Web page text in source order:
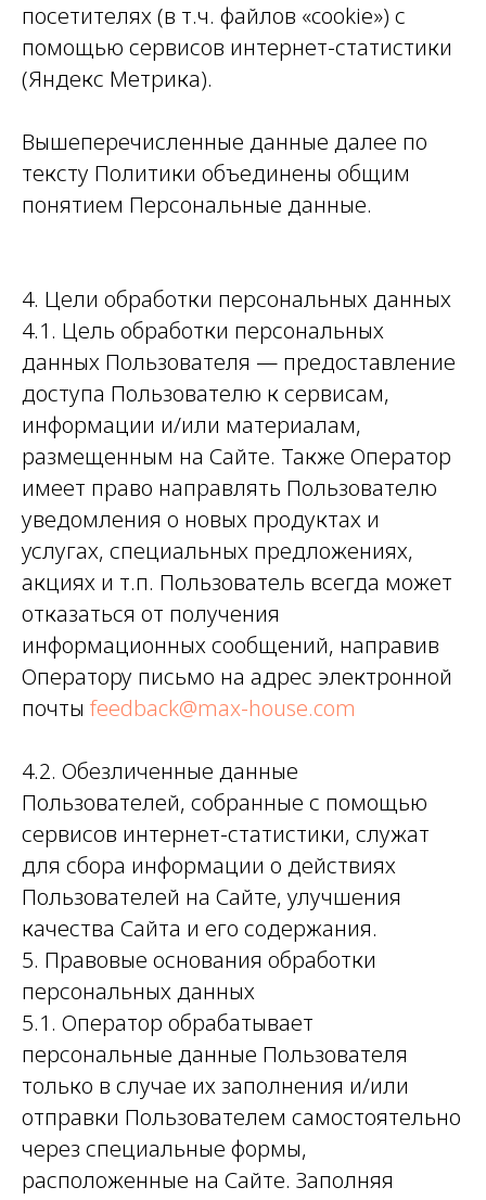
посетителях (в т.ч. файлов «cookie») с
помощью сервисов интернет-статистики
(Яндекс Метрика).
Вышеперечисленные данные далее по
тексту Политики объединены общим
понятием Персональные данные.
4. Цели обработки персональных данных
4.1. Цель обработки персональных
данных Пользователя — предоставление
доступа Пользователю к сервисам,
информации и/или материалам,
размещенным на Сайте. Также Оператор
имеет право направлять Пользователю
уведомления о новых продуктах и
услугах, специальных предложениях,
акциях и т.п. Пользователь всегда может
отказаться от получения
информационных сообщений, направив
Оператору письмо на адрес электронной
почты feedback@max-house.com
4.2. Обезличенные данные
Пользователей, собранные с помощью
сервисов интернет-статистики, служат
для сбора информации о действиях
Пользователей на Сайте, улучшения
качества Сайта и его содержания.
5. Правовые основания обработки
персональных данных
5.1. Оператор обрабатывает
персональные данные Пользователя
только в случае их заполнения и/или
отправки Пользователем самостоятельно
через специальные формы,
расположенные на Сайте. Заполняя